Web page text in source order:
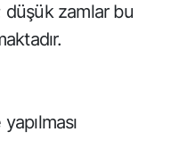
düşük zamlar bu